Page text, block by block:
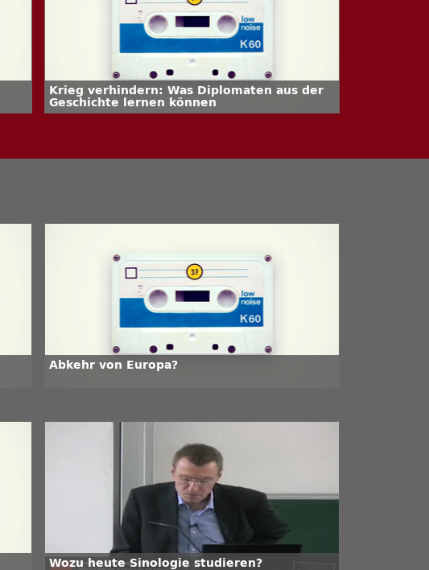
Krieg verhindern: Was Diplomaten aus der
Geschichte lernen können
Abkehr von Europa?
Wozu heute Sinologie studieren?